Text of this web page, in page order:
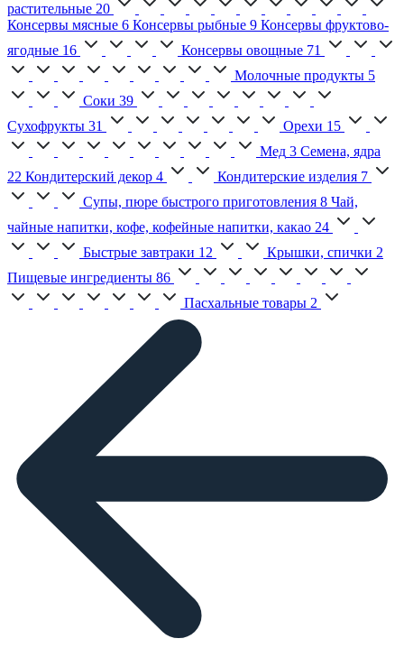
растительные 20
Консервы мясные 6 Консервы рыбные 9 Консервы фруктово-
ягодные 16 Консервы овощные 71
Молочные продукты 5
Соки 39
Сухофрукты 31 Орехи 15
Мед 3 Семена, ядра
22 Кондитерский декор 4 Кондитерские изделия 7
Супы, пюре быстрого приготовления 8 Чай,
чайные напитки, кофе, кофейные напитки, какао 24
Быстрые завтраки 12 Крышки, спички 2
Пищевые ингредиенты 86
Пасхальные товары 2